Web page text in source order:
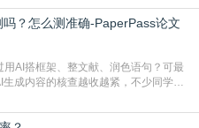
测的绝对主流。本科用PMLC，含大学
VIP/TMLC，含学术论文联合比对
？怎么测准确-PaperPass论文
AI搭框架、整文献、润色语句？可最
成内容的核查越收越紧，不少同学投
多过来人交稿前必做的一步。为什么